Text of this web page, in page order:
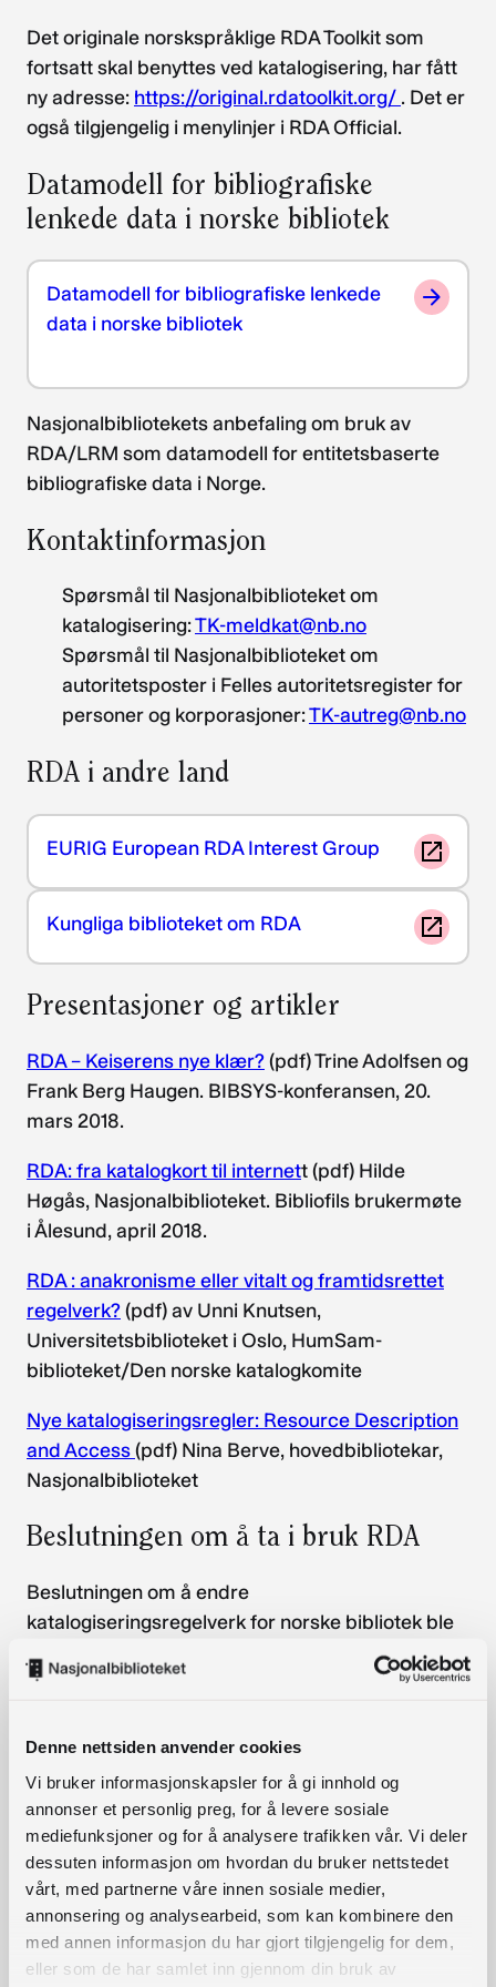
Denne nettsiden anvender cookies
Vi bruker informasjonskapsler for å gi innhold og
annonser et personlig preg, for å levere sosiale
mediefunksjoner og for å analysere trafikken vår. Vi deler
dessuten informasjon om hvordan du bruker nettstedet
vårt, med partnerne våre innen sosiale medier,
annonsering og analysearbeid, som kan kombinere den
med annen informasjon du har gjort tilgjengelig for dem,
eller som de har samlet inn gjennom din bruk av
Det originale norskspråklige RDA Toolkit som
fortsatt skal benyttes ved katalogisering, har fått
ny adresse: https://original.rdatoolkit.org/ . Det er
også tilgjengelig i menylinjer i RDA Official.
Datamodell for bibliografiske
lenkede data i norske bibliotek
Datamodell for bibliografiske lenkede
data i norske bibliotek
Nasjonalbibliotekets anbefaling om bruk av
RDA/LRM som datamodell for entitetsbaserte
bibliografiske data i Norge.
Kontaktinformasjon
Spørsmål til Nasjonalbiblioteket om
katalogisering:TK-meldkat@nb.no
Spørsmål til Nasjonalbiblioteket om
autoritetsposter i Felles autoritetsregister for
personer og korporasjoner:TK-autreg@nb.no
RDA i andre land
EURIG European RDA Interest Group
Kungliga biblioteket om RDA
Presentasjoner og artikler
RDA – Keiserens nye klær?(pdf) Trine Adolfsen og
Frank Berg Haugen. BIBSYS-konferansen, 20.
mars 2018.
RDA: fra katalogkort til internett (pdf) Hilde
Høgås, Nasjonalbiblioteket. Bibliofils brukermøte
i Ålesund, april 2018.
RDA : anakronisme eller vitalt og framtidsrettet
regelverk?(pdf) av Unni Knutsen,
Universitetsbiblioteket i Oslo, HumSam-
biblioteket/Den norske katalogkomite
Nye katalogiseringsregler: Resource Description
and Access(pdf) Nina Berve, hovedbibliotekar,
Nasjonalbiblioteket
Beslutningen om å ta i bruk RDA
Beslutningen om å endre
katalogiseringsregelverk for norske bibliotek ble
tatt av Nasjonalbiblioteket i 2013.
Nasjonalbiblioteket rådførte seg med
Den
fra komiteen om å oversette RDA til norsk og lage
norske anbefalinger til bruken av regelverket.
Det norske bibliotekvesenet bør følge
internasjonale standarder, blant annet for å legge
til rette for effektiv gjenbruk av metadata. I Norge
har vi hatt tradisjon for å knytte oss til det
angloamerikanske regelverket, og det er derfor
naturlig å følge med på overgangen fra AACR2